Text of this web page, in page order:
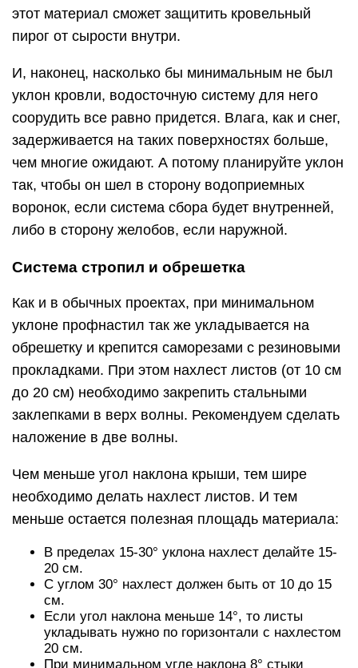
этот материал сможет защитить кровельный
пирог от сырости внутри.
И, наконец, насколько бы минимальным не был
уклон кровли, водосточную систему для него
соорудить все равно придется. Влага, как и снег,
задерживается на таких поверхностях больше,
чем многие ожидают. А потому планируйте уклон
так, чтобы он шел в сторону водоприемных
воронок, если система сбора будет внутренней,
либо в сторону желобов, если наружной.
Система стропил и обрешетка
Как и в обычных проектах, при минимальном
уклоне профнастил так же укладывается на
обрешетку и крепится саморезами с резиновыми
прокладками. При этом нахлест листов (от 10 см
до 20 см) необходимо закрепить стальными
заклепками в верх волны. Рекомендуем сделать
наложение в две волны.
Чем меньше угол наклона крыши, тем шире
необходимо делать нахлест листов. И тем
меньше остается полезная площадь материала:
В пределах 15-30° уклона нахлест делайте 15-
20 см.
С углом 30° нахлест должен быть от 10 до 15
см.
Если угол наклона меньше 14°, то листы
укладывать нужно по горизонтали с нахлестом
20 см.
При минимальном угле наклона 8° стыки